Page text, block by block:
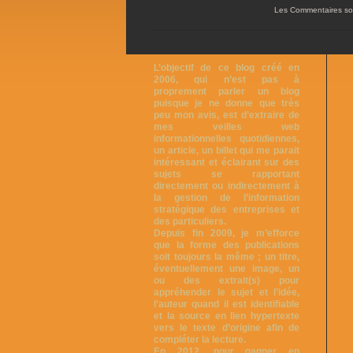
Les Commentaires
L’objectif de ce blog créé en
2006, qui n’est pas à
proprement parler un blog
puisque je ne donne que très
peu mon avis, est d’extraire de
mes veilles web
informationnelles quotidiennes,
un article, un billet qui me parait
intéressant et éclairant sur des
sujets se rapportant
directement ou indirectement à
la gestion de l’information
stratégique des entreprises et
des particuliers.
Depuis fin 2009, je m’efforce
que la forme des publications
soit toujours la même ; un titre,
éventuellement une image, un
ou des extrait(s) pour
appréhender le sujet et l’idée,
l’auteur quand il est identifiable
et la source en lien hypertexte
vers le texte d’origine afin de
compléter la lecture.